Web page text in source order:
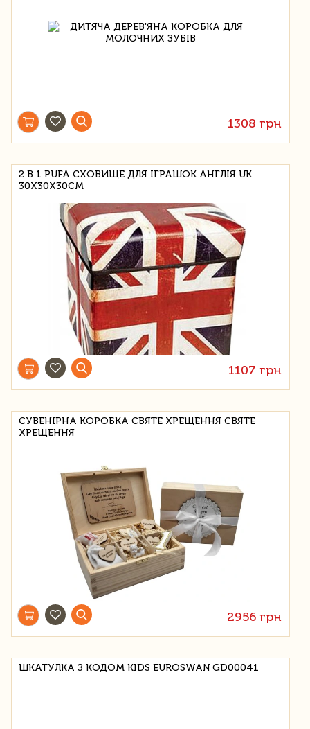
1308 грн
2 В 1 PUFA СХОВИЩЕ ДЛЯ ІГРАШОК АНГЛІЯ UK
30X30X30СМ
1107 грн
СУВЕНІРНА КОРОБКА СВЯТЕ ХРЕЩЕННЯ СВЯТЕ
ХРЕЩЕННЯ
2956 грн
ШКАТУЛКА З КОДОМ KIDS EUROSWAN GD00041